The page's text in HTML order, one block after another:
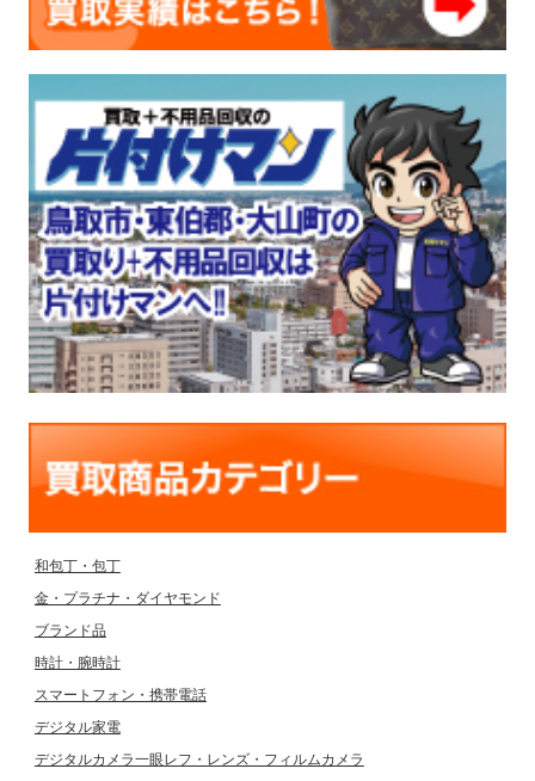
和包丁・包丁
金・プラチナ・ダイヤモンド
ブランド品
時計・腕時計
スマートフォン・携帯電話
デジタル家電
デジタルカメラ一眼レフ・レンズ・フィルムカメラ